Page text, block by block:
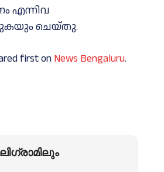
എന്നിവ
ചെയ്തു.
first onNews Bengaluru.